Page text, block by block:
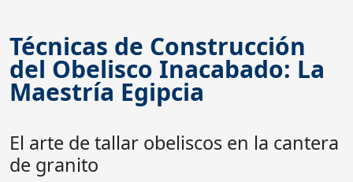
Técnicas de Construcción
del Obelisco Inacabado: La
Maestría Egipcia
El arte de tallar obeliscos en la cantera
de granito